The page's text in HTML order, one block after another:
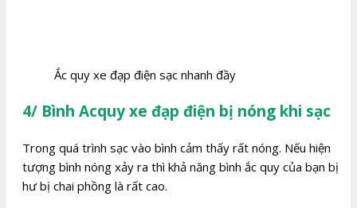
Ắc quy xe đạp điện sạc nhanh đầy
4/ Bình Acquy xe đạp điện bị nóng khi sạc
Trong quá trình sạc vào bình cảm thấy rất nóng. Nếu hiện
tượng bình nóng xảy ra thì khả năng bình ắc quy của bạn bị
hư bị chai phồng là rất cao.